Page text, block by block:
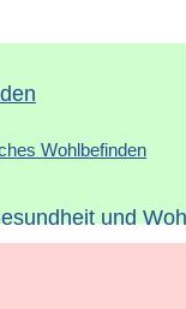
Wohlbefinden
und